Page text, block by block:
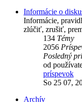
Informácie o
Informácie,
zlúčiť, zrušiť,
134 Témy
2056
Posledný
od
príspevok
So 25 07,
Archív